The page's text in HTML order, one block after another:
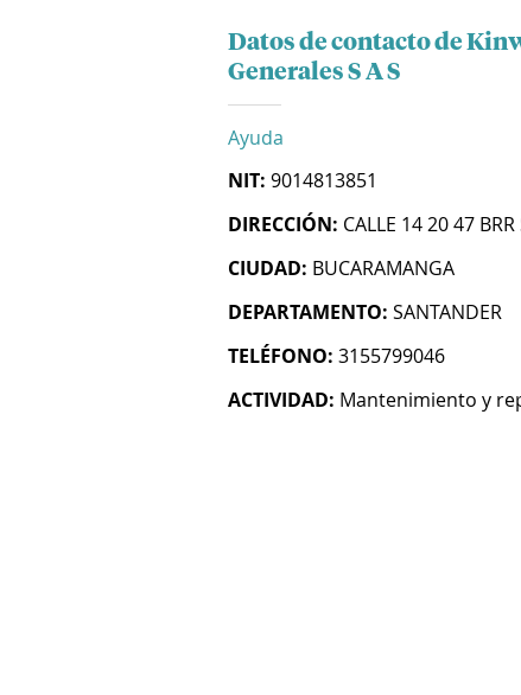
Datos de contacto de
Generales S A S
Ayuda
NIT: 9014813851
DIRECCIÓN: CALLE 14 20 47
CIUDAD: BUCARAMANGA
DEPARTAMENTO: SANTANDER
TELÉFONO: 3155799046
ACTIVIDAD: Mantenimiento y